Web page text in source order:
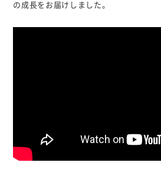
の成長をお届けしました。